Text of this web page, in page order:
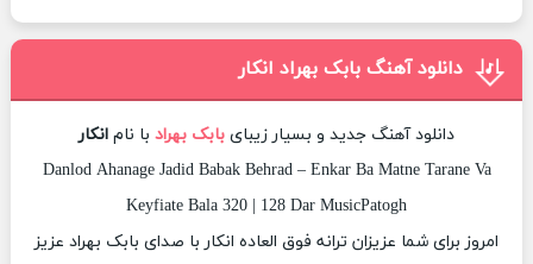
دانلود آهنگ بابک بهراد انکار
دانلود آهنگ جدید و بسیار زیبای بابک بهراد با نام انکار
Danlod Ahanage Jadid Babak Behrad – Enkar Ba Matne Tarane Va
Keyfiate Bala 320 | 128 Dar MusicPatogh
امروز برای شما عزیزان ترانه فوق العاده انکار با صدای بابک بهراد عزیز